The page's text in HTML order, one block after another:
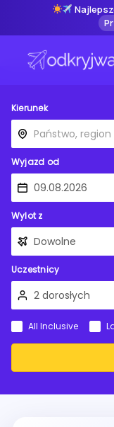
Kierunek
Wyjazd od
Wylot z
Uczestnicy
All Inclusive